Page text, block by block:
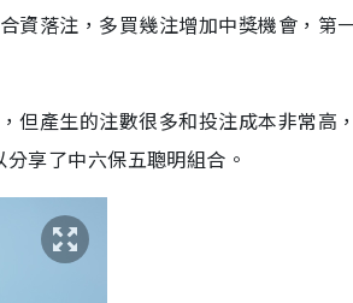
資落注，多買幾注增加中獎機會，第
但產生的注數很多和投注成本非常高
享了中六保五聰明組合。